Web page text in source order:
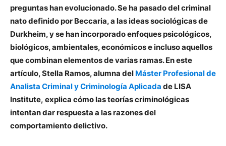
preguntas han evolucionado. Se ha pasado del criminal
nato definido por Beccaria, a las ideas sociológicas de
Durkheim, y se han incorporado enfoques psicológicos,
biológicos, ambientales, económicos e incluso aquellos
que combinan elementos de varias ramas.En este
artículo, Stella Ramos, alumna del Máster Profesional de
Analista Criminal y Criminología Aplicada de LISA
Institute, explica cómo las teorías criminológicas
intentan dar respuesta a las razones del
comportamiento delictivo.